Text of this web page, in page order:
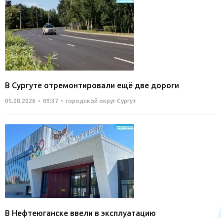
В Сургуте отремонтировали ещё две дороги
05.08.2026 09:37 городской округ Сургут
В Нефтеюганске ввели в эксплуатацию